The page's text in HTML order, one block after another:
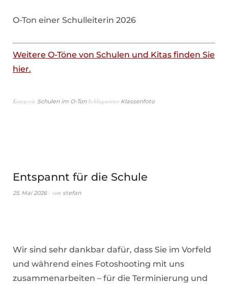
O-Ton einer Schulleiterin 2026
Weitere O-Töne von Schulen und Kitas finden Sie
hier.
Kategorie Schulen im O-Ton Schlagwörter Klassenfoto
Entspannt für die Schule
25. Mai 2026 von stefan
Wir sind sehr dankbar dafür, dass Sie im Vorfeld
und während eines Fotoshooting mit uns
zusammenarbeiten – für die Terminierung und